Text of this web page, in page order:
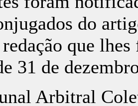
do
que
31 de
Arbitral